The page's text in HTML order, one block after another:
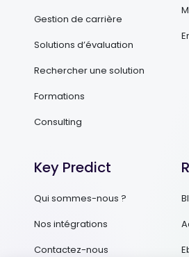
Gestion de carrière
Solutions d’évaluation
Rechercher une solution
Formations
Consulting
Key Predict
Qui sommes-nous ?
Nos intégrations
Contactez-nous